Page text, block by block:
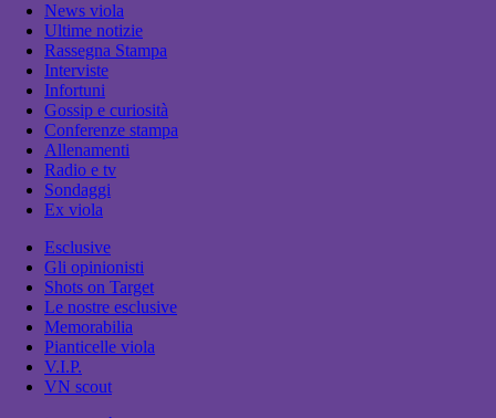
News viola
Ultime notizie
Rassegna Stampa
Interviste
Infortuni
Gossip e curiosità
Conferenze stampa
Allenamenti
Radio e tv
Sondaggi
Ex viola
Esclusive
Gli opinionisti
Shots on Target
Le nostre esclusive
Memorabilia
Pianticelle viola
V.I.P.
VN scout